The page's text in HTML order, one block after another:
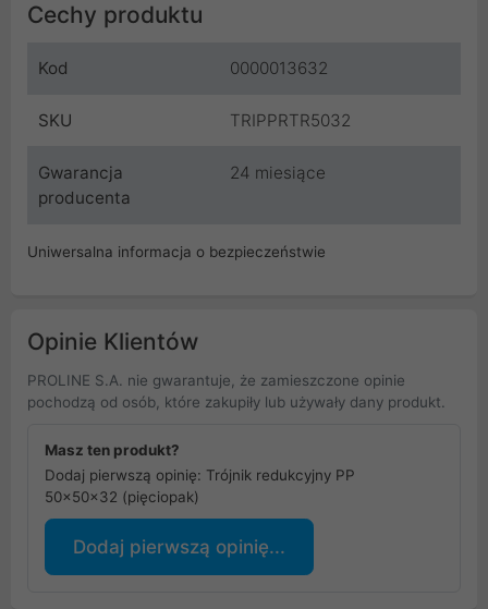
Cechy produktu
Kod 0000013632
SKU TRIPPRTR5032
Gwarancja
producenta
24 miesiące
Uniwersalna informacja o bezpieczeństwie
Opinie Klientów
PROLINE S.A. nie gwarantuje, że zamieszczone opinie
pochodzą od osób, które zakupiły lub używały dany produkt.
Masz ten produkt?
Dodaj pierwszą opinię: Trójnik redukcyjny PP
50x50x32 (pięciopak)
Dodaj pierwszą opinię...